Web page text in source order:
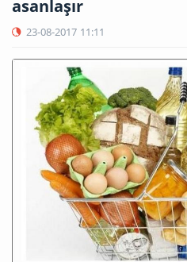
asanlaşır
23-08-2017 11:11